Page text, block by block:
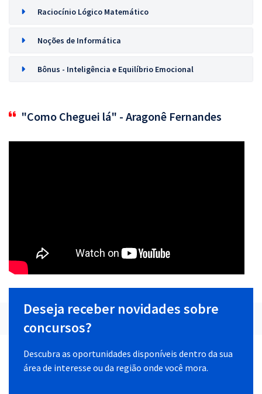
Raciocínio Lógico Matemático
Noções de Informática
Bônus - Inteligência e Equilíbrio Emocional
"Como Cheguei lá" - Aragonê Fernandes
Deseja receber novidades sobre
concursos?
Descubra as oportunidades disponíveis dentro da sua
área de interesse ou da região onde você mora.